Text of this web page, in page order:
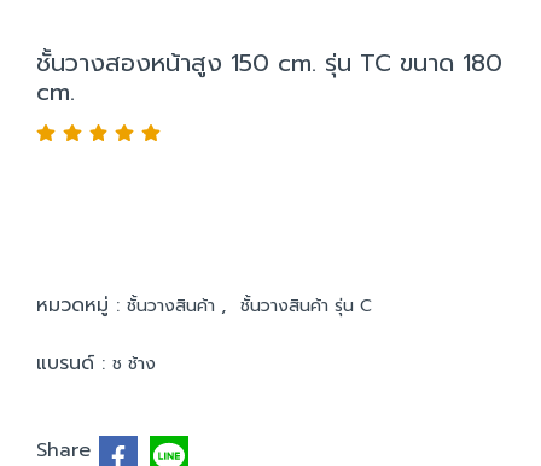
ชั้นวางสองหน้าสูง 150 cm. รุ่น TC ขนาด 180
cm.
หมวดหมู่ : ชั้นวางสินค้า , ชั้นวางสินค้า รุ่น C
แบรนด์ : ช ช้าง
Share